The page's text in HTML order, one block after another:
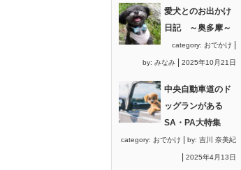
愛犬とのお出かけ
日記 ～奥多摩～
category: おでかけ
by: みなみ 2025年10月21日
中央自動車道のド
ッグランがある
SA・PA大特集
category: おでかけ by: 吉川 奈美紀
2025年4月13日